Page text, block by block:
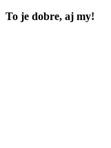
To je dobre, aj my!